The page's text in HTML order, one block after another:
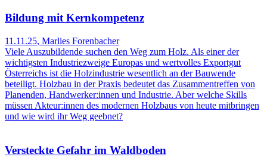
Bildung mit Kernkompetenz
11.11.25, Marlies Forenbacher
Viele Auszubildende suchen den Weg zum Holz. Als einer der
wichtigsten Industriezweige Europas und wertvolles Exportgut
Österreichs ist die Holzindustrie wesentlich an der Bauwende
beteiligt. Holzbau in der Praxis bedeutet das Zusammentreffen von
Planenden, Handwerker:innen und Industrie. Aber welche Skills
müssen Akteur:innen des modernen Holzbaus von heute mitbringen
und wie wird ihr Weg geebnet?
Versteckte Gefahr im Waldboden